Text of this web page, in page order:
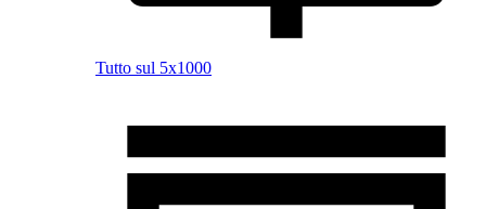
Tutto sul 5x1000